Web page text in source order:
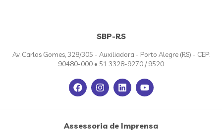
SBP-RS
Av. Carlos Gomes, 328/305 - Auxiliadora - Porto Alegre (RS) - CEP:
90480-000 • 51 3328-9270 / 9520
Assessoria de Imprensa